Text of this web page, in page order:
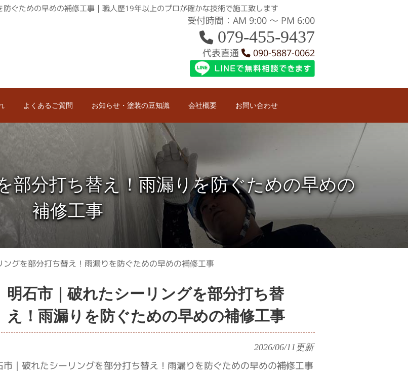
ぐための早めの補修工事｜職人歴19年以上のプロが確かな技術で施工致します
受付時間：AM 9:00 〜 PM 6:00
079-455-9437
代表直通 090-5887-0062
よくあるご質問 お知らせ・塗装の豆知識 会社概要 お問い合わせ
部分打ち替え！雨漏りを防ぐための早めの
補修工事
ングを部分打ち替え！雨漏りを防ぐための早めの補修工事
明石市｜破れたシーリングを部分打ち替
え！雨漏りを防ぐための早めの補修工事
2026/06/11 更新
市｜破れたシーリングを部分打ち替え！雨漏りを防ぐための早めの補修工事